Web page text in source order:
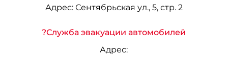
Адрес:Сентябрьская ул., 5, стр. 2
?Служба эвакуации автомобилей
Адрес: